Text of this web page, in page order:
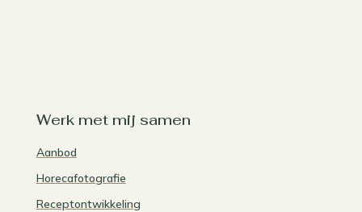
Werk met mij samen
Aanbod
Horecafotografie
Receptontwikkeling